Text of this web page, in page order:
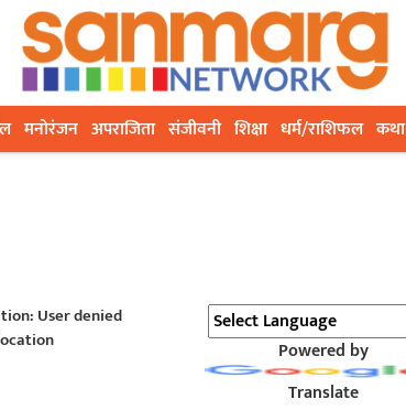
मनोरंजन अपराजिता संजीवनी शिक्षा धर्म/राशिफल कथा
User denied
Powered by
Translate